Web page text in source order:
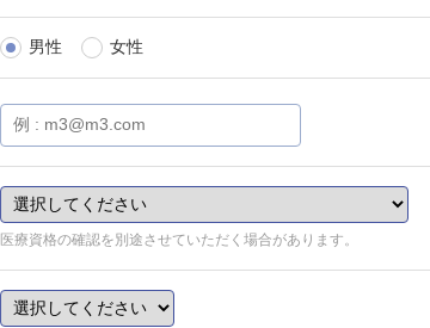
男性 女性
医療資格の確認を別途させていただく場合があります。